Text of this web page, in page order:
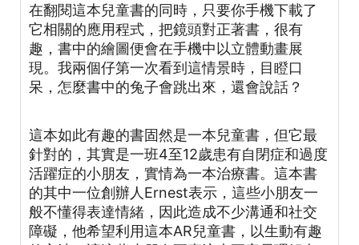
在翻閱這本兒童書的同時，只要你手機下載了
它相關的應用程式，把鏡頭對正著書，很有
趣，書中的繪圖便會在手機中以立體動畫展
現。我兩個仔第一次看到這情景時，目瞪口
呆，怎麼書中的兔子會跳出來，還會說話？
這本如此有趣的書固然是一本兒童書，但它最
針對的，其實是一班4至12歲患有自閉症和過度
活躍症的小朋友，實情為一本治療書。這本書
的其中一位創辦人Ernest表示，這些小朋友一
般不懂得表達情緒，因此造成不少溝通和社交
障礙，他希望利用這本AR兒童書，以生動有趣